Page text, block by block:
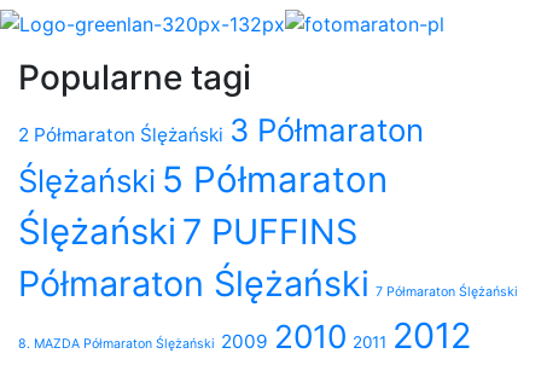
Popularne tagi
2 Półmaraton Ślężański 3 Półmaraton
Ślężański 5 Półmaraton
Ślężański 7 PUFFINS
Półmaraton Ślężański 7 Półmaraton Ślężański
8. MAZDA Półmaraton Ślężański 2009 2010 2011 2012